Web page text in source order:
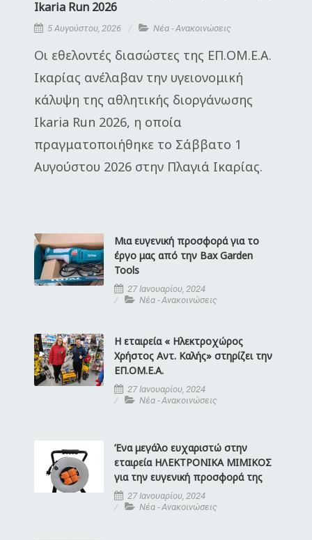
Ikaria Run 2026
5 Αυγούστου, 2026 Νέα - Ανακοινώσεις
Οι εθελοντές διασώστες της ΕΠ.ΟΜ.Ε.Α.
Ικαρίας ανέλαβαν την υγειονομική
κάλυψη της αθλητικής διοργάνωσης
Ikaria Run 2026, η οποία
πραγματοποιήθηκε το Σάββατο 1
Αυγούστου 2026 στην Πλαγιά Ικαρίας.
Μια ευγενική προσφορά για το
έργο μας από την Bax Garden
Tools
27 Ιανουαρίου, 2024
Νέα - Ανακοινώσεις
Η εταιρεία « Ηλεκτροχώρος
Χρήστος Αντ. Καλής» στηρίζει την
ΕΠ.ΟΜ.Ε.Α.
27 Ιανουαρίου, 2024
Νέα - Ανακοινώσεις
Ένα μεγάλο ευχαριστώ στην
εταιρεία ΗΛΕΚΤΡΟΝΙΚΑ ΜΙΜΙΚΟΣ
για την ευγενική προσφορά της
27 Ιανουαρίου, 2024
Νέα - Ανακοινώσεις